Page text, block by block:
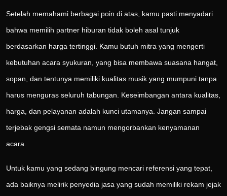
Setelah memahami berbagai poin di atas, kamu pasti menyadari
bahwa memilih partner hiburan tidak boleh asal tunjuk
berdasarkan harga tertinggi. Kamu butuh mitra yang mengerti
kebutuhan acara syukuran, yang bisa membawa suasana hangat,
sopan, dan tentunya memiliki kualitas musik yang mumpuni tanpa
harus menguras seluruh tabungan. Keseimbangan antara kualitas,
harga, dan pelayanan adalah kunci utamanya. Jangan sampai
terjebak gengsi semata namun mengorbankan kenyamanan
acara.
Untuk kamu yang sedang bingung mencari referensi yang tepat,
ada baiknya melirik penyedia jasa yang sudah memiliki rekam jejak